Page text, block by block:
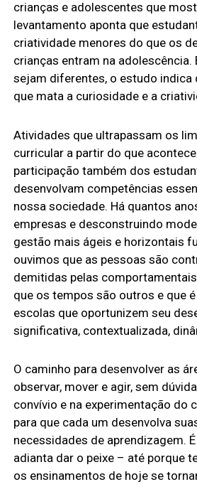
crianças e adolescentes que
levantamento aponta que
criatividade menores do que os
crianças entram na
sejam diferentes, o estudo indica
que mata a curiosidade e a
Atividades que ultrapassam os
curricular a partir do que
participação também dos
desenvolvam competências
nossa sociedade. Há quantos
empresas e desconstruindo
gestão mais ágeis e horizontais
ouvimos que as pessoas são
demitidas pelas
que os tempos são outros e que
escolas que oportunizem seu
significativa, contextualizada,
O caminho para desenvolver as
observar, mover e agir, sem
convívio e na experimentação do
para que cada um desenvolva
necessidades de aprendizagem.
adianta dar o peixe – até porque
os ensinamentos de hoje se